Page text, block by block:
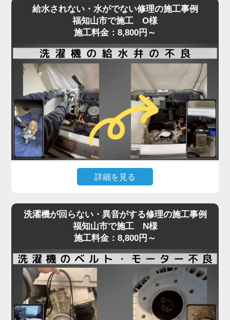
実に原因を特定し、適切な処置を行います。
排水・脱水のトラブルは、ぜひお早めにご相談くだ
といった症状が出た場合、原因の多くは乾燥経路の
奥に溜まったホコリや汚れです。
フィルターを掃除しても改善しないときは、手の届
かない乾燥ダクト内部やヒートポンプ周辺に汚れが
詰まっている可能性が高く、自力での対応が難しい
状態です。
実際の現場では、数年分のホコリや繊維クズが乾燥
経路を完全に塞ぎ、熱風が循環できず乾燥が不完全
になるケースが多数見られます。
そのまま放置すると、ヒートポンプの故障や基板へ
の負担にもつながり、最悪の場合高額修理や買い替
えの原因にもなります。「家電の達人」では、ドラ
ム式洗濯機の乾燥不良トラブルに対し、分解による
ニングを実施。
最短即日対応で、内部の詰まりを根本から取り除
き、乾燥力をしっかり回復させます。
乾かないと感じたら、お早めにプロの手での点検・
洗浄をご検討ください。
給水されない・水がでない修理の施工事例
福知山市で施工 O様
施工料金：8,800円～
詳細を見る
ロしか出ないといった症状は、「蛇口は開いている
のに洗濯が始まらない」状態として、多くのお客様
からご相談をいただくトラブルのひとつです。
この原因の多くは、洗濯機内部の給水弁（電磁弁）
に異常があることがほとんど。
経年劣化や水垢・異物による詰まり、内部のダイヤ
フラム部品の不良などが原因で、水の流れが制限さ
れてしまいます。
洗濯機が回らない・異音がする修理の施工事例
福知山市で施工 N様
施工料金：8,800円～